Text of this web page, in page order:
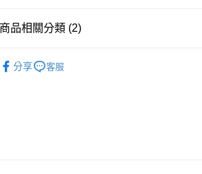
新竹貨運
付款後門市自取
商品相關分類 (2)
分享 客服